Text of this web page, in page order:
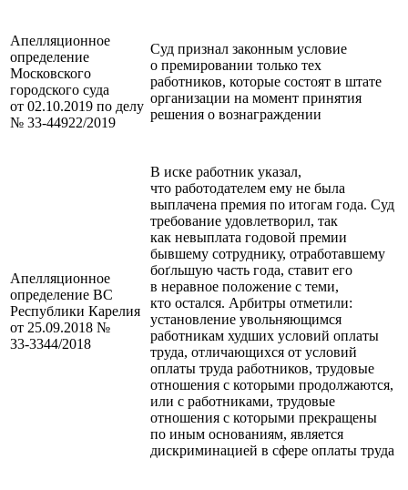
Апелляционное
определение
Московского
городского суда
от 02.10.2019 по делу
№ 33‑44922/2019
Суд признал законным условие
о премировании только тех
работников, которые состоят в штате
организации на момент принятия
решения о вознаграждении
Апелляционное
определение ВС
Республики Карелия
от 25.09.2018 №
33‑3344/2018
В иске работник указал,
что работодателем ему не была
выплачена премия по итогам года. Суд
требование удовлетворил, так
как невыплата годовой премии
бывшему сотруднику, отработавшему
боґльшую часть года, ставит его
в неравное положение с теми,
кто остался. Арбитры отметили:
установление увольняющимся
работникам худших условий оплаты
труда, отличающихся от условий
оплаты труда работников, трудовые
отношения с которыми продолжаются,
или с работниками, трудовые
отношения с которыми прекращены
по иным основаниям, является
дискриминацией в сфере оплаты труда